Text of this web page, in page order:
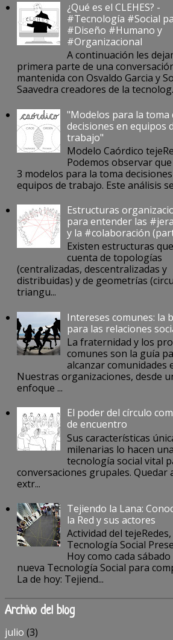
¿Qué es el CLEHES? -
#Tecnología #Social
#Diseño #Humano y
#Organizacional
A continuación les
primera parte de una
mantenida con Osvaldo Garcia y
Saavedra creadores de la
"Modelos para la toma
decisiones en equipos
trabajo"
Modelo Caórdico
Podemos observar
3 modelos para la toma
equipos de trabajo. Este análisis
Estructuras
para entender las
y la #colaboración
Existen estructuras
cuenta de topologías
(centralizadas, descentralizadas y
distribuidas) y de geometrías
triangu...
Intereses comunes: la
para las relaciones
La fraternidad y los
comunes son la guía
alcanzar comunidades
Nuestras organizaciones, desde
enfoque ...
El poder del círculo
de encuentro
Sus características
milenarias lo hacen
tecnología social vital
conversaciones grupales. Quedar
extr...
Tejiendo la Lana:
la Red y sus actores
Actividad del tejeRedes,
Tecnología Social
Hoy como cada
nueva Tecnología Social para
La de hoy: Tejiend...
Archivo del blog
julio (3)